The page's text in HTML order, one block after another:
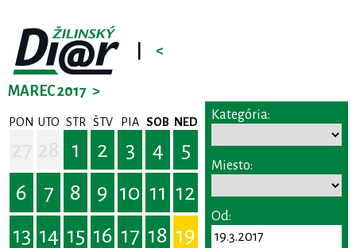
<
MAREC 2017 >
PON UTO STR ŠTV PIA SOB NED
1 2 3 4
5
6
7 8 9 10 11 12
13 14 15 16 17 18 19
Kategória:
Miesto:
Od: